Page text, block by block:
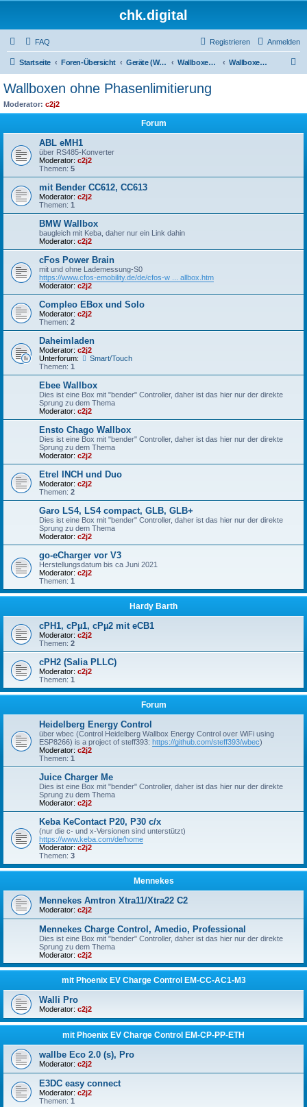
chk.digital
FAQ Anmelden
Registrieren
Startseite Foren-Übersicht Geräte (Wallboxen, Stromquellen, Autos) Wallboxen & Funkschalter Wallboxen ohne Phasenlimitierung
Wallboxen ohne Phasenlimitierung
Moderator: c2j2
Forum
ABL eMH1
über RS485-Konverter
Moderator: c2j2
Themen: 5
mit Bender CC612, CC613
Moderator: c2j2
Themen: 1
BMW Wallbox
baugleich mit Keba, daher nur ein Link dahin
Moderator: c2j2
cFos Power Brain
mit und ohne Lademessung-S0
https://www.cfos-emobility.de/de/cfos-w ... allbox.htm
Moderator: c2j2
Compleo EBox und Solo
Moderator: c2j2
Themen: 2
Daheimladen
Moderator: c2j2
Unterforum:
Smart/Touch
Themen: 1
Ebee Wallbox
Dies ist eine Box mit "bender" Controller, daher ist das hier nur der direkte
Sprung zu dem Thema
Moderator: c2j2
Ensto Chago Wallbox
Dies ist eine Box mit "bender" Controller, daher ist das hier nur der direkte
Sprung zu dem Thema
Moderator: c2j2
Etrel INCH und Duo
Moderator: c2j2
Themen: 2
Garo LS4, LS4 compact, GLB, GLB+
Dies ist eine Box mit "bender" Controller, daher ist das hier nur der direkte
Sprung zu dem Thema
Moderator: c2j2
go-eCharger vor V3
Herstellungsdatum bis ca Juni 2021
Moderator: c2j2
Themen: 1
Hardy Barth
cPH1, cPµ1, cPµ2 mit eCB1
Moderator: c2j2
Themen: 2
cPH2 (Salia PLLC)
Moderator: c2j2
Themen: 1
Forum
Heidelberg Energy Control
über wbec (Control Heidelberg Wallbox Energy Control over WiFi using
ESP8266) is a project of steff393: https://github.com/steff393/wbec)
Moderator: c2j2
Themen: 1
Juice Charger Me
Dies ist eine Box mit "bender" Controller, daher ist das hier nur der direkte
Sprung zu dem Thema
Moderator: c2j2
Keba KeContact P20, P30 c/x
(nur die c- und x-Versionen sind unterstützt)
https://www.keba.com/de/home
Moderator: c2j2
Themen: 3
Mennekes
Mennekes Amtron Xtra11/Xtra22 C2
Moderator: c2j2
Mennekes Charge Control, Amedio, Professional
Dies ist eine Box mit "bender" Controller, daher ist das hier nur der direkte
Sprung zu dem Thema
Moderator: c2j2
mit Phoenix EV Charge Control EM-CC-AC1-M3
Walli Pro
Moderator: c2j2
mit Phoenix EV Charge Control EM-CP-PP-ETH
wallbe Eco 2.0 (s), Pro
Moderator: c2j2
E3DC easy connect
Moderator: c2j2
Themen: 1